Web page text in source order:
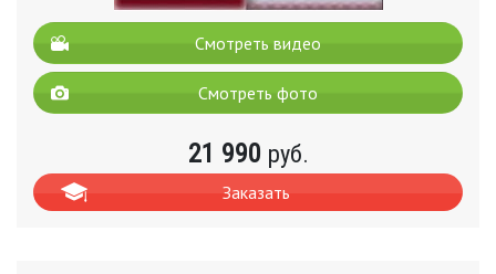
Смотреть видео
Смотреть фото
21 990 руб.
Заказать